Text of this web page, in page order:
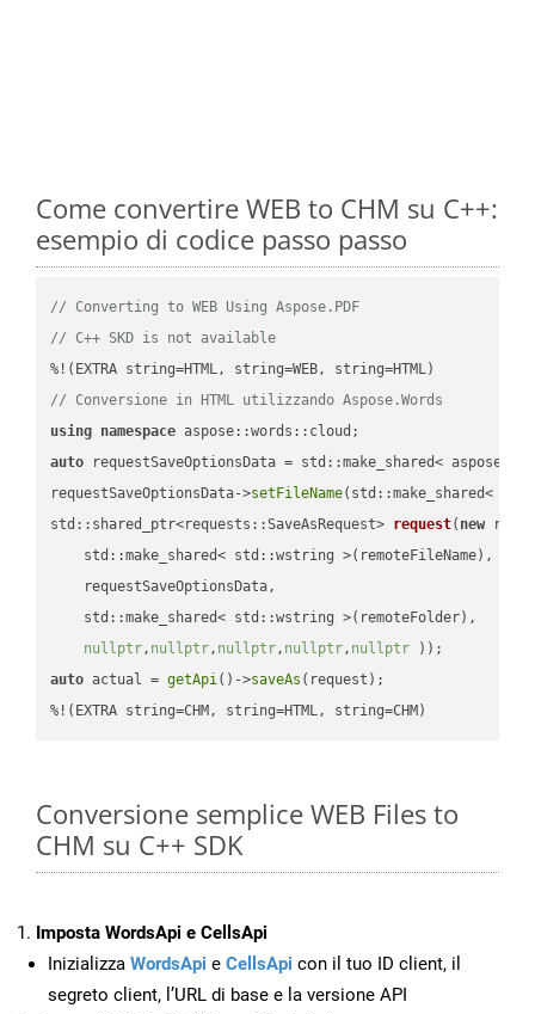
Come convertire WEB to CHM su C++:
esempio di codice passo passo
// Converting to WEB Using Aspose.PDF
// C++ SKD is not available
// Conversione in HTML utilizzando Aspose.Words
using namespace
auto requestSaveOptionsData = std::make_shared<
requestSaveOptionsData->setFileName(std::make_shared<
std::shared_ptr<requests::SaveAsRequest> request( new
    std::make_shared< std::wstring >(remoteFileName),
    requestSaveOptionsData,
    std::make_shared< std::wstring >(remoteFolder),
nullptr, nullptr, nullptr, nullptr, nullptr ))
auto actual = getApi()->saveAs (request);
%!(EXTRA string=CHM, string=HTML, string=CHM)
Conversione semplice WEB Files to
CHM su C++ SDK
Imposta WordsApi e CellsApi
Inizializza WordsApi e CellsApi con il tuo ID client, il
segreto client, l’URL di base e la versione API